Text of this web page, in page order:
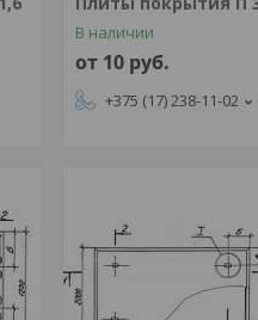
В наличии
от 10 руб.
+375 (17) 238-11-02